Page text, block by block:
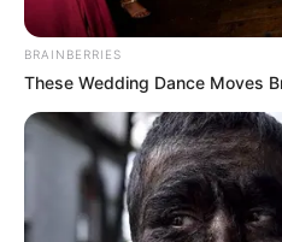
BRAINBERRIES
These Wedding Dance Moves